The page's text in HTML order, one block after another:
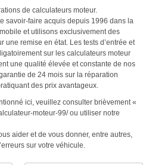
de calculateurs moteur.
savoir-faire acquis depuis 1996 dans la
et utilisons exclusivement des
une remise en état. Les tests d’entrée et
sur les calculateurs moteur
une qualité élevée et constante de nos
de 24 mois sur la réparation
des prix avantageux.
ici, veuillez consulter brièvement «
moteur-99/ ou utiliser notre
aider et de vous donner, entre autres,
sur votre véhicule.